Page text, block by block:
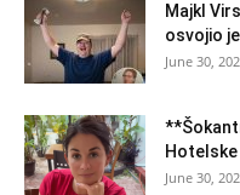
Majkl
osvojio
June 30,
June 30,